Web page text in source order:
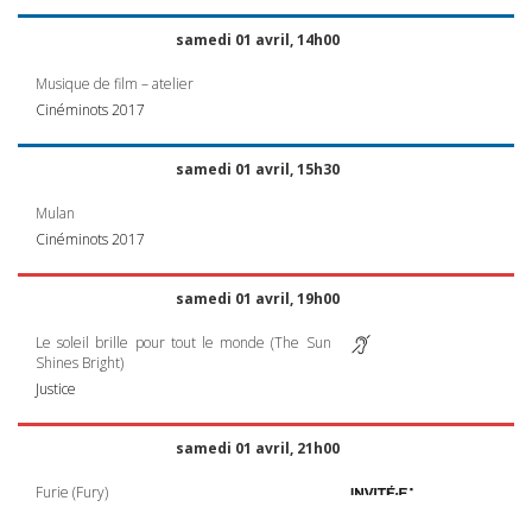
samedi 01 avril, 14h00
Musique de film – atelier
Cinéminots 2017
samedi 01 avril, 15h30
Mulan
Cinéminots 2017
samedi 01 avril, 19h00
Le soleil brille pour tout le monde (The Sun
Shines Bright)
Justice
samedi 01 avril, 21h00
Furie (Fury)